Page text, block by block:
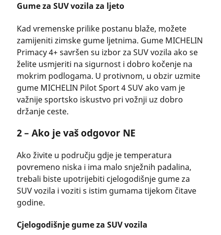
Gume za SUV vozila za ljeto
Kad vremenske prilike postanu blaže, možete
zamijeniti zimske gume ljetnima. Gume MICHELIN
Primacy 4+ savršen su izbor za SUV vozila ako se
želite usmjeriti na sigurnost i dobro kočenje na
mokrim podlogama. U protivnom, u obzir uzmite
gume MICHELIN Pilot Sport 4 SUV ako vam je
važnije sportsko iskustvo pri vožnji uz dobro
držanje ceste.
2 – Ako je vaš odgovor NE
Ako živite u području gdje je temperatura
povremeno niska i ima malo snježnih padalina,
trebali biste upotrijebiti cjelogodišnje gume za
SUV vozila i voziti s istim gumama tijekom čitave
godine.
Cjelogodišnje gume za SUV vozila